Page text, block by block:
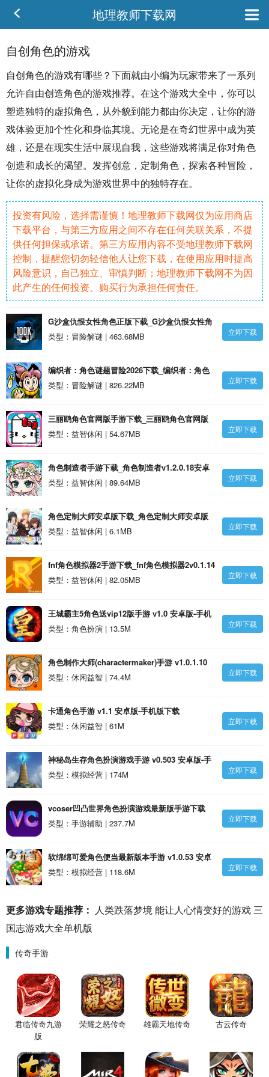
地理教师下载网
自创角色的游戏
自创角色的游戏有哪些？下面就由小编为玩家带来了一系列
允许自由创造角色的游戏推荐。在这个游戏大全中，你可以
塑造独特的虚拟角色，从外貌到能力都由你决定，让你的游
戏体验更加个性化和身临其境。无论是在奇幻世界中成为英
雄 ，还是在现实生活中展现自我，这些游戏将满足你对角色
创造和成长的渴望。发挥创意 ， 定制角色， 探索各种冒险 ，
让你的虚拟化身成为游戏世界中的独特存在。
投资有风险，选择需谨慎！地理教师下载网仅为应用商店
下载平台，与第三方应用之间不存在任何关联关系，不提
供任何担保或承诺。第三方应用内容不受地理教师下载网
控制，提醒您切勿轻信他人让您下载，在使用应用时提高
风险意识，自己独立、审慎判断；地理教师下载网不为因
此产生的任何投资、购买行为承担任何责任。
G沙盒仇恨女性角色正版下载_G沙盒仇恨女性角
色正版安卓版
类型：冒险解谜 | 463.68MB 立即下载
编织者：角色谜题冒险2026下载_编织者：角色
谜题冒险2026安卓版
类型：冒险解谜 | 826.22MB 立即下载
三丽鸥角色官网版手游下载_三丽鸥角色官网版
1.4安卓版
类型：益智休闲 | 54.67MB 立即下载
角色制造者手游下载_角色制造者v1.2.0.18安卓
版
类型：益智休闲 | 89.64MB 立即下载
角色定制大师安卓版下载_角色定制大师安卓版
1.4安卓版
类型：益智休闲 | 6.1MB 立即下载
fnf角色模拟器2手游下载_fnf角色模拟器2v0.1.14
安卓版
类型：益智休闲 | 82.05MB 立即下载
王城霸主5角色送vip12版手游 v1.0 安卓版-手机
版下载
类型：角色扮演 | 13.5M 立即下载
角色制作大师(charactermaker)手游 v1.0.1.10
安卓版-手机版下载
类型：休闲益智 | 74.4M 立即下载
卡通角色手游 v1.1 安卓版-手机版下载
类型：休闲益智 | 61M
立即下载
神秘岛生存角色扮演游戏手游 v0.503 安卓版-手
机版下载
类型：模拟经营 | 174M 立即下载
vcoser凹凸世界角色扮演游戏最新版手游下载
_vcoser凹凸世界角色扮演游戏最新版v2.7.8 官
类型：手游辅助 | 237.7M 立即下载
软绵绵可爱角色便当最新版本手游 v1.0.53 安卓
版-手机版下载
类型：模拟经营 | 118.6M 立即下载
更多游戏专题推荐： 人类跌落梦境能让人心情变好的游戏三
国志游戏大全单机版
传奇手游
君临传奇九游
版
荣耀之怒传奇 雄霸天地传奇 古云传奇